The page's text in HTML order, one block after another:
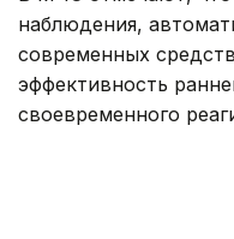
наблюдения,
современных
эффективность
своевременного